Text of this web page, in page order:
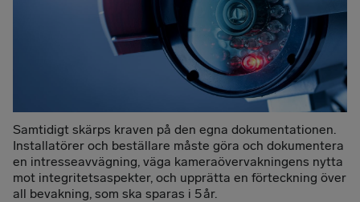
Samtidigt skärps kraven på den egna dokumentationen.
Installatörer och beställare måste göra och dokumentera
en intresseavvägning, väga kameraövervakningens nytta
mot integritetsaspekter, och upprätta en förteckning över
all bevakning, som ska sparas i 5 år.